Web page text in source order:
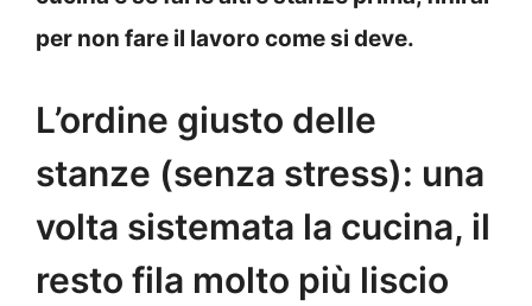
per non fare il lavoro come si deve.
L’ordine giusto delle
stanze (senza stress): una
volta sistemata la cucina, il
resto fila molto più liscio